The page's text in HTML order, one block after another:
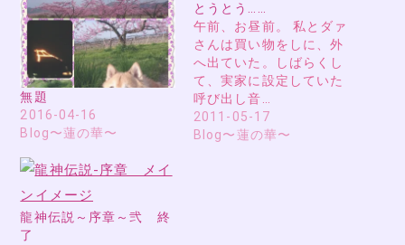
無題
2016-04-16
Blog〜蓮の華〜
とうとう……
午前、お昼前。 私とダァ
さんは買い物をしに、外
へ出ていた。しばらくし
て、実家に設定していた
呼び出し音…
2011-05-17
Blog〜蓮の華〜
龍神伝説～序章～弐 終
了